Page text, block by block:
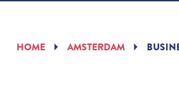
HOME AMSTERDAM